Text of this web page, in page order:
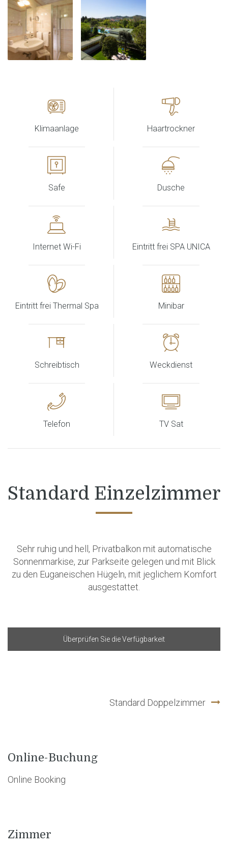
Klimaanlage Haartrockner
Safe Dusche
Internet Wi-Fi Eintritt frei SPA UNICA
Eintritt frei Thermal Spa Minibar
Schreibtisch Weckdienst
Telefon TV Sat
Standard Einzelzimmer
Sehr ruhig und hell, Privatbalkon mit automatische
Sonnenmarkise, zur Parkseite gelegen und mit Blick
zu den Euganeischen Hügeln, mit jeglichem Komfort
ausgestattet.
Überprüfen Sie die Verfügbarkeit
Standard Doppelzimmer
Online-Buchung
Online Booking
Zimmer